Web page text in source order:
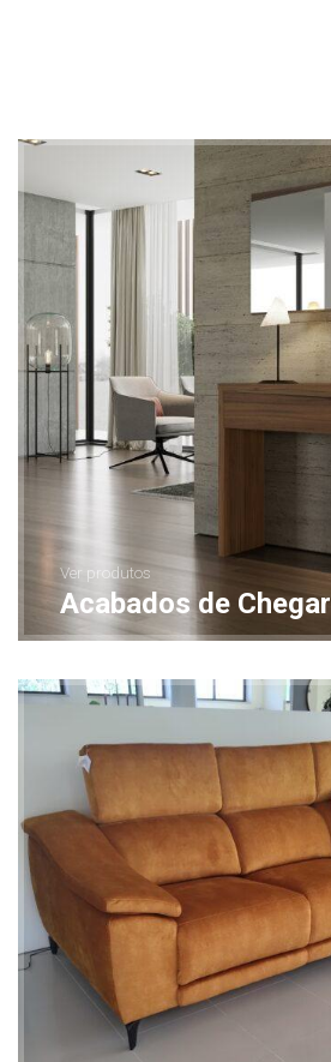
Ver produtos
Acabados de Chegar